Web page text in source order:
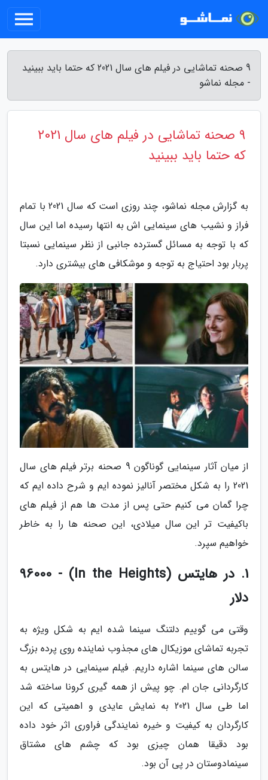
9 صحنه تماشایی در فیلم های سال 2021 که حتما باید ببینید
- مجله نماشو
9 صحنه تماشایی در فیلم های سال 2021
که حتما باید ببینید
به گزارش مجله نماشو، چند روزی است که سال 2021 با تمام
فراز و نشیب های سینمایی اش به انتها رسیده اما این سال
که با توجه به مسائل گسترده جانبی از نظر سینمایی نسبتا
پربار بود احتیاج به توجه و موشکافی های بیشتری دارد.
از میان آثار سینمایی گوناگون 9 صحنه برتر فیلم های سال
2021 را به شکل مختصر آنالیز نموده ایم و شرح داده ایم که
چرا گمان می کنیم حتی پس از مدت ها هم از فیلم های
باکیفیت تر این سال میلادی، این صحنه ها را به خاطر
خواهیم سپرد.
1. در هایتس (In the Heights) - 96000
دلار
وقتی می گوییم دلتنگ سینما شده ایم به شکل ویژه به
تجربه تماشای موزیکال های مجذوب نماینده روی پرده بزرگ
سالن های سینما اشاره داریم. فیلم سینمایی در هایتس به
کارگردانی جان ام. چو پیش از همه گیری کرونا ساخته شد
اما طی سال 2021 به نمایش عایدی و اهمیتی که این
کارگردان به کیفیت و خیره نمایندگی فراوری اثر خود داده
بود دقیقا همان چیزی بود که چشم های مشتاق
سینمادوستان در پی آن بود.